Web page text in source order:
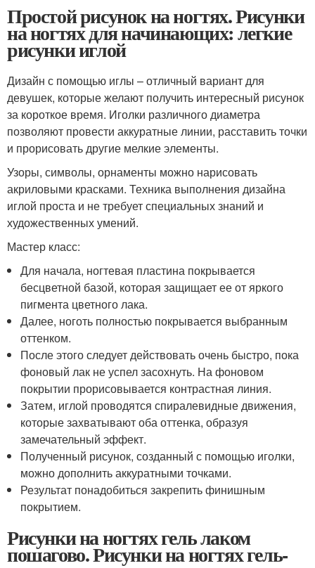
Простой рисунок на ногтях. Рисунки
на ногтях для начинающих: легкие
рисунки иглой
Дизайн с помощью иглы – отличный вариант для
девушек, которые желают получить интересный рисунок
за короткое время. Иголки различного диаметра
позволяют провести аккуратные линии, расставить точки
и прорисовать другие мелкие элементы.
Узоры, символы, орнаменты можно нарисовать
акриловыми красками. Техника выполнения дизайна
иглой проста и не требует специальных знаний и
художественных умений.
Мастер класс:
Для начала, ногтевая пластина покрывается
бесцветной базой, которая защищает ее от яркого
пигмента цветного лака.
Далее, ноготь полностью покрывается выбранным
оттенком.
После этого следует действовать очень быстро, пока
фоновый лак не успел засохнуть. На фоновом
покрытии прорисовывается контрастная линия.
Затем, иглой проводятся спиралевидные движения,
которые захватывают оба оттенка, образуя
замечательный эффект.
Полученный рисунок, созданный с помощью иголки,
можно дополнить аккуратными точками.
Результат понадобиться закрепить финишным
покрытием.
Рисунки на ногтях гель лаком
пошагово. Рисунки на ногтях гель-